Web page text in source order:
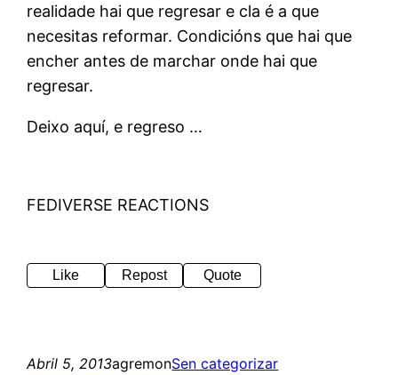
realidade hai que regresar e cla é a que
necesitas reformar. Condicións que hai que
encher antes de marchar onde hai que
regresar.
Deixo aquí, e regreso …
FEDIVERSE REACTIONS
Like Repost Quote
Abril 5, 2013agremonSen categorizar